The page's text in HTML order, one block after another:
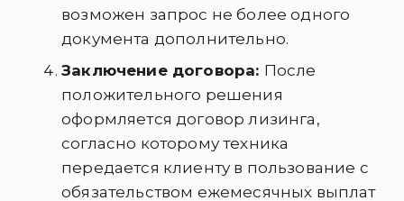
возможен запрос не более одного
документа дополнительно.
Заключение договора: После
положительного решения
оформляется договор лизинга,
согласно которому техника
передается клиенту в пользование с
обязательством ежемесячных выплат